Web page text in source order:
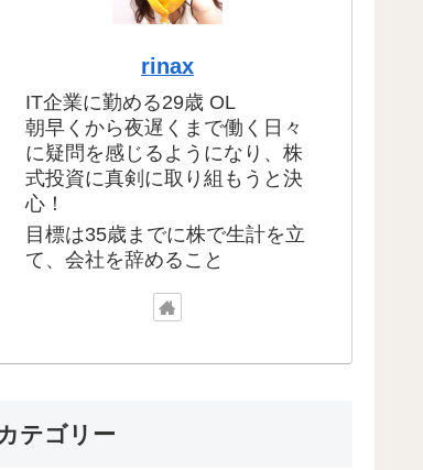
rinax
IT企業に勤める29歳 OL
朝早くから夜遅くまで働く日々
に疑問を感じるようになり、株
式投資に真剣に取り組もうと決
心！
目標は35歳までに株で生計を立
て、会社を辞めること
テゴリー